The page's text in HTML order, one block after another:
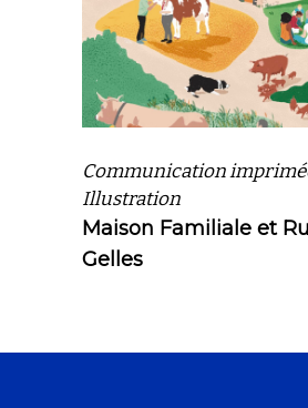
Communication
Illustration
Maison Familiale et
Gelles